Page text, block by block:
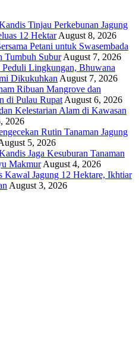
Tinjau Perkebunan Jagung
12 Hektar August 8, 2026
Petani untuk Swasembada
Tumbuh Subur August 7, 2026
Lingkungan, Bhuwana
Dikukuhkan August 7, 2026
Ribuan Mangrove dan
di Pulau Rupat August 6, 2026
Kelestarian Alam di Kawasan
2026
Rutin Tanaman Jagung
5, 2026
Jaga Kesuburan Tanaman
Makmur August 4, 2026
Kawal Jagung 12 Hektare, Ikhtiar
August 3, 2026